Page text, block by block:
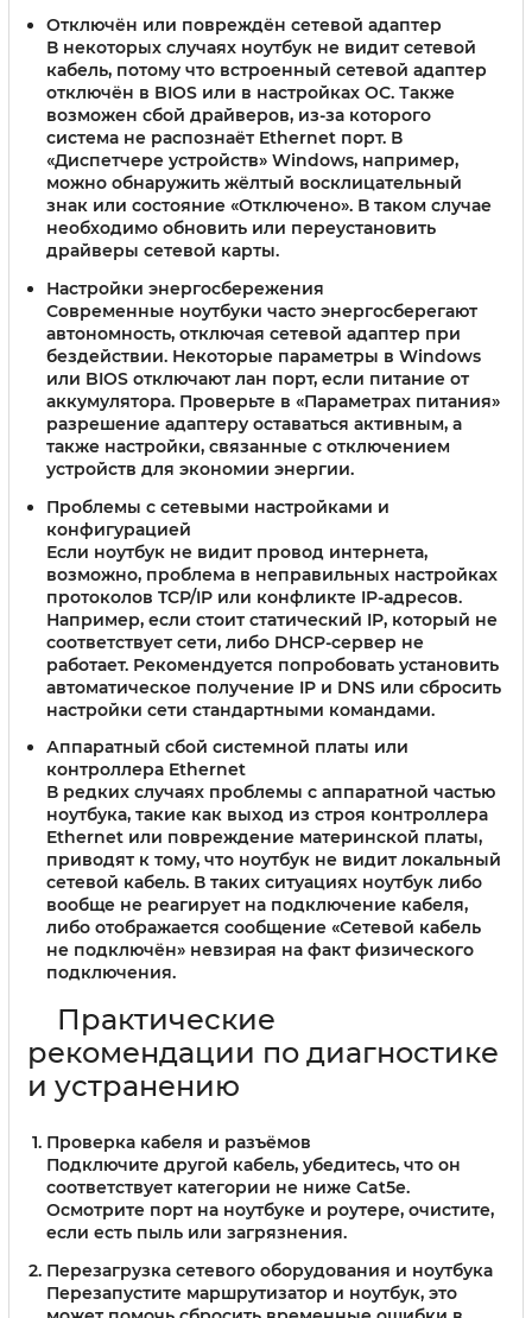
Отключён или повреждён сетевой адаптер
В некоторых случаях ноутбук не видит сетевой
кабель, потому что встроенный сетевой адаптер
отключён в BIOS или в настройках ОС. Также
возможен сбой драйверов, из-за которого
система не распознаёт Ethernet порт. В
«Диспетчере устройств» Windows, например,
можно обнаружить жёлтый восклицательный
знак или состояние «Отключено». В таком случае
необходимо обновить или переустановить
драйверы сетевой карты.
Настройки энергосбережения
Современные ноутбуки часто энергосберегают
автономность, отключая сетевой адаптер при
бездействии. Некоторые параметры в Windows
или BIOS отключают лан порт, если питание от
аккумулятора. Проверьте в «Параметрах питания»
разрешение адаптеру оставаться активным, а
также настройки, связанные с отключением
устройств для экономии энергии.
Проблемы с сетевыми настройками и
конфигурацией
Если ноутбук не видит провод интернета,
возможно, проблема в неправильных настройках
протоколов TCP/IP или конфликте IP-адресов.
Например, если стоит статический IP, который не
соответствует сети, либо DHCP-сервер не
работает. Рекомендуется попробовать установить
автоматическое получение IP и DNS или сбросить
настройки сети стандартными командами.
Аппаратный сбой системной платы или
контроллера Ethernet
В редких случаях проблемы с аппаратной частью
ноутбука, такие как выход из строя контроллера
Ethernet или повреждение материнской платы,
приводят к тому, что ноутбук не видит локальный
сетевой кабель. В таких ситуациях ноутбук либо
вообще не реагирует на подключение кабеля,
либо отображается сообщение «Сетевой кабель
не подключён» невзирая на факт физического
подключения.
Практические
рекомендации по диагностике
и устранению
Проверка кабеля и разъёмов
Подключите другой кабель, убедитесь, что он
соответствует категории не ниже Cat5e.
Осмотрите порт на ноутбуке и роутере, очистите,
если есть пыль или загрязнения.
Перезагрузка сетевого оборудования и ноутбука
Перезапустите маршрутизатор и ноутбук, это